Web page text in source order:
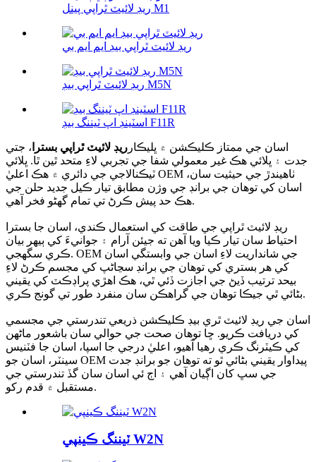
ريڊ لائيٽ ٿراپي پينل M1
ريڊ لائيٽ ٿراپي بيڊ ايم ايم بي
ريڊ لائيٽ ٿراپي بيڊ M5N
اسٽينڊ اپ ٽيننگ بيڊ F11R
اسان جي ممتاز ڪليڪشن ۾ ڀليڪار ريڊ لائيٽ ٿراپي بسترا ، جتي
جدت ۽ ڀلائي هڪ غير معمولي شفا جي تجربي لاءِ متحد ٿين ٿا. ڀلائي
ٽيڪنالاجي جي دائري ۾ هڪ اعليٰ OEM ٺاهيندڙ جي حيثيت سان،
اسان کي توهان جي برانڊ جي وژن مطابق تيار ڪيل جديد حلن جي
هڪ حد پيش ڪرڻ تي تمام گهڻو فخر آهي.
ريڊ لائيٽ ٿراپي جي طاقت کي استعمال ڪندي، اسان جا بسترا
احتياط سان تيار ڪيا ويا آهن ته جيئن آرام ۽ جوانيءَ کي ٻيهر بيان
ڪري سگهجي. OEM جي شانداريت لاءِ اسان جي وابستگي اسان
کي هر بستري کي توهان جي برانڊ سڃاڻپ کي مجسم ڪرڻ لاءِ
بيحد ترتيب ڏيڻ جي اجازت ڏئي ٿي، هڪ اهڙي پراڊڪٽ کي يقيني
بڻائي ٿي جيڪا توهان جي گراهڪن سان منفرد طور تي گونج ڪري.
اسان جي ريڊ لائيٽ ٿري بيڊ ڪليڪشن ذريعي تندرستي جي مجسمي
کي دريافت ڪريو. ڇا توهان صحت جي حوالي سان باشعور ماڻهن
کي ڪيٽرنگ ڪري رهيا آهيو، اعليٰ درجي جا اسپا، اسان جا فٽنيس
سينٽر، اسان جو OEM پيداوار يقيني بڻائي ٿو ته توهان جو برانڊ جدت
جي سڀ کان اڳيان آهي ۽ اڄ ئي اسان سان گڏ تندرستي جي
مستقبل ۾ قدم رکو.
ٽيننگ ڪينپي W2N